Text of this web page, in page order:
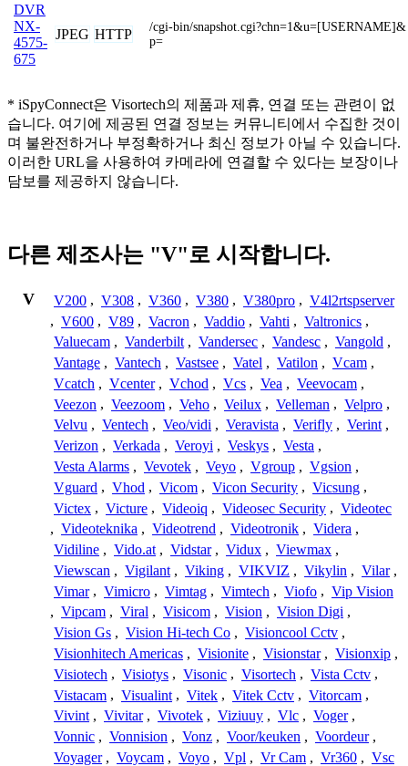
DVR
NX-
4575-
675
JPEG HTTP
/cgi-bin/snapshot.cgi?chn=1&u=[USERNAME]&
p=
* iSpyConnect은 Visortech의 제품과 제휴, 연결 또는 관련이 없
습니다. 여기에 제공된 연결 정보는 커뮤니티에서 수집한 것이
며 불완전하거나 부정확하거나 최신 정보가 아닐 수 있습니다.
이러한 URL을 사용하여 카메라에 연결할 수 있다는 보장이나
담보를 제공하지 않습니다.
다른 제조사는 "V"로 시작합니다.
V V200 , V308 , V360 , V380 , V380pro , V4l2rtspserver
, V600 , V89 , Vacron , Vaddio , Vahti , Valtronics ,
Valuecam , Vanderbilt , Vandersec , Vandesc , Vangold ,
Vantage , Vantech , Vastsee , Vatel , Vatilon , Vcam ,
Vcatch , Vcenter , Vchod , Vcs , Vea , Veevocam ,
Veezon , Veezoom , Veho , Veilux , Velleman , Velpro ,
Velvu , Ventech , Veo/vidi , Veravista , Verifly , Verint ,
Verizon , Verkada , Veroyi , Veskys , Vesta ,
Vesta Alarms , Vevotek , Veyo , Vgroup , Vgsion ,
Vguard , Vhod , Vicom , Vicon Security , Vicsung ,
Victex , Victure , Videoiq , Videosec Security , Videotec
, Videoteknika , Videotrend , Videotronik , Videra ,
Vidiline , Vido.at , Vidstar , Vidux , Viewmax ,
Viewscan , Vigilant , Viking , VIKVIZ , Vikylin , Vilar ,
Vimar , Vimicro , Vimtag , Vimtech , Viofo , Vip Vision
, Vipcam , Viral , Visicom , Vision , Vision Digi ,
Vision Gs , Vision Hi-tech Co , Visioncool Cctv ,
Visionhitech Americas , Visionite , Visionstar , Visionxip ,
Visiotech , Visiotys , Visonic , Visortech , Vista Cctv ,
Vistacam , Visualint , Vitek , Vitek Cctv , Vitorcam ,
Vivint , Vivitar , Vivotek , Viziuuy , Vlc , Voger ,
Vonnic , Vonnision , Vonz , Voor/keuken , Voordeur ,
Voyager , Voycam , Voyo , Vpl , Vr Cam , Vr360 , Vsc